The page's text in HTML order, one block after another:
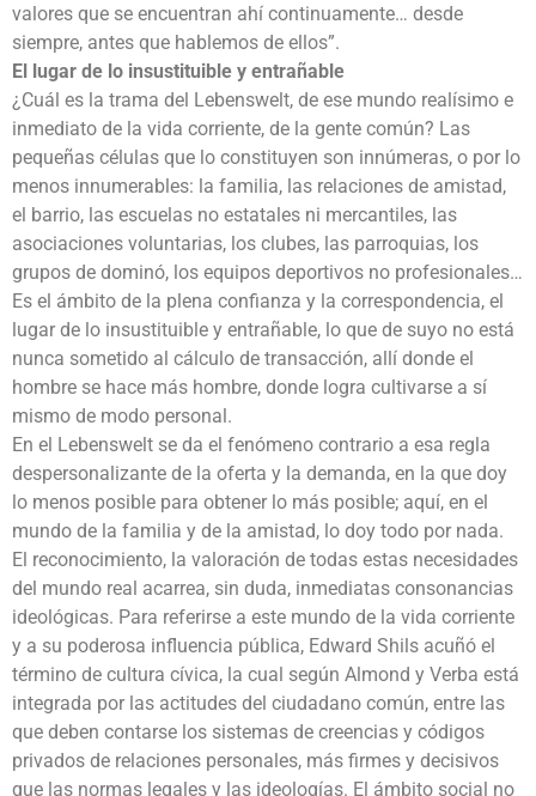
valores que se encuentran ahí continuamente… desde
siempre, antes que hablemos de ellos”.
El lugar de lo insustituible y entrañable
¿Cuál es la trama del Lebenswelt, de ese mundo realísimo e
inmediato de la vida corriente, de la gente común? Las
pequeñas células que lo constituyen son innúmeras, o por lo
menos innumerables: la familia, las relaciones de amistad,
el barrio, las escuelas no estatales ni mercantiles, las
asociaciones voluntarias, los clubes, las parroquias, los
grupos de dominó, los equipos deportivos no profesionales…
Es el ámbito de la plena confianza y la correspondencia, el
lugar de lo insustituible y entrañable, lo que de suyo no está
nunca sometido al cálculo de transacción, allí donde el
hombre se hace más hombre, donde logra cultivarse a sí
mismo de modo personal.
En el Lebenswelt se da el fenómeno contrario a esa regla
despersonalizante de la oferta y la demanda, en la que doy
lo menos posible para obtener lo más posible; aquí, en el
mundo de la familia y de la amistad, lo doy todo por nada.
El reconocimiento, la valoración de todas estas necesidades
del mundo real acarrea, sin duda, inmediatas consonancias
ideológicas. Para referirse a este mundo de la vida corriente
y a su poderosa influencia pública, Edward Shils acuñó el
término de cultura cívica, la cual según Almond y Verba está
integrada por las actitudes del ciudadano común, entre las
que deben contarse los sistemas de creencias y códigos
privados de relaciones personales, más firmes y decisivos
que las normas legales y las ideologías. El ámbito social no